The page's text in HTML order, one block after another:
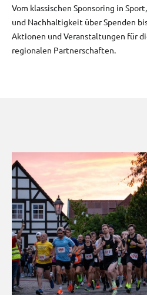
Vom klassischen Sponsoring in
und Nachhaltigkeit über Spenden
Aktionen und Veranstaltungen für
regionalen Partnerschaften.